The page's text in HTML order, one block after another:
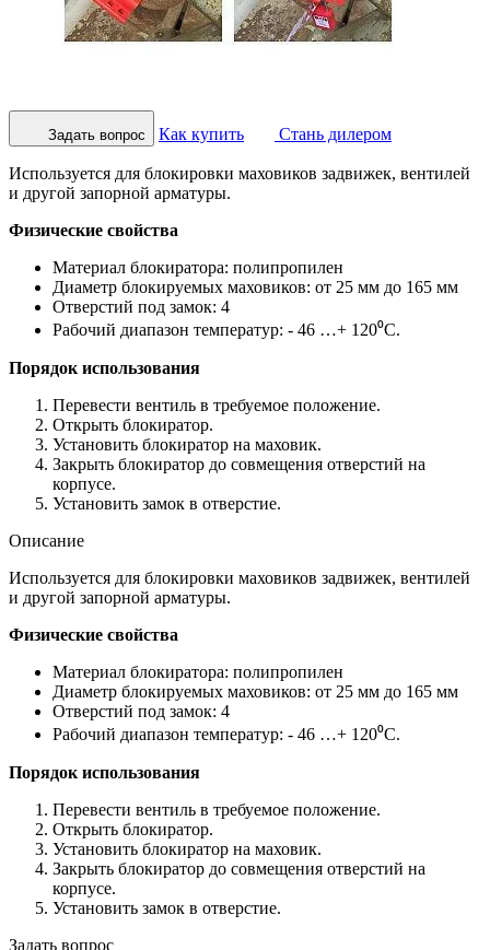
Задать вопрос Как купить Стань дилером
Используется для блокировки маховиков задвижек, вентилей
и другой запорной арматуры.
Физические свойства
Материал блокиратора: полипропилен
Диаметр блокируемых маховиков: от 25 мм до 165 мм
Отверстий под замок: 4
Рабочий диапазон температур: - 46 …+ 120⁰С.
Порядок использования
Перевести вентиль в требуемое положение.
Открыть блокиратор.
Установить блокиратор на маховик.
Закрыть блокиратор до совмещения отверстий на
корпусе.
Установить замок в отверстие.
Описание
Используется для блокировки маховиков задвижек, вентилей
и другой запорной арматуры.
Физические свойства
Материал блокиратора: полипропилен
Диаметр блокируемых маховиков: от 25 мм до 165 мм
Отверстий под замок: 4
Рабочий диапазон температур: - 46 …+ 120⁰С.
Порядок использования
Перевести вентиль в требуемое положение.
Открыть блокиратор.
Установить блокиратор на маховик.
Закрыть блокиратор до совмещения отверстий на
корпусе.
Установить замок в отверстие.
Задать вопрос